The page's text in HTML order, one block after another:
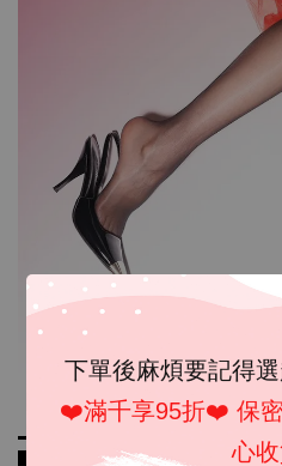
下單後麻煩要記得
❤️滿千享95折❤️ 保
心